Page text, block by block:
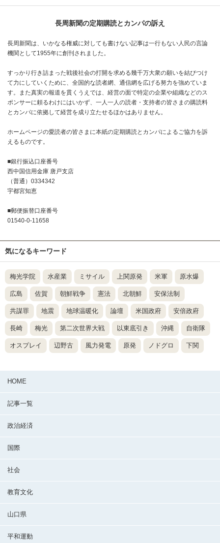
長周新聞の定期購読とカンパの訴え
長周新聞は、いかなる権威に対しても書けない記事は一行もない人民の言論
機関として1955年に創刊されました。
すっかり行き詰まった戦後社会の打開を求める幾千万大衆の願いを結びつけ
て力にしていくために、全国的な読者網、通信網を広げる努力を強めていま
す。また真実の報道を貫くうえでは、経営の面で特定の企業や組織などのス
ポンサーに頼るわけにはいかず、一人一人の読者・支持者の皆さまの購読料
とカンパに依拠して経営を成り立たせるほかはありません。
ホームページの愛読者の皆さまに本紙の定期購読とカンパによるご協力を訴
えるものです。
■銀行振込口座番号
西中国信用金庫 唐戸支店
（普通）0334342
宇都宮知恵
■郵便振替口座番号
01540-0-11658
気になるキーワード
梅光学院 水産業 ミサイル 上関原発 米軍 原水爆
広島 佐賀 朝鮮戦争 憲法 北朝鮮 安保法制
共謀罪 地震 地球温暖化 論壇 米国政府 安倍政府
長崎 梅光 第二次世界大戦 以東底引き 沖縄 自衛隊
オスプレイ 辺野古 風力発電 原発 ノドグロ 下関
HOME
記事一覧
政治経済
国際
社会
教育文化
山口県
平和運動